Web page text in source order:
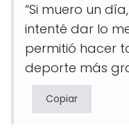
“Si muero un
intenté dar lo
permitió hacer
deporte más
Copiar